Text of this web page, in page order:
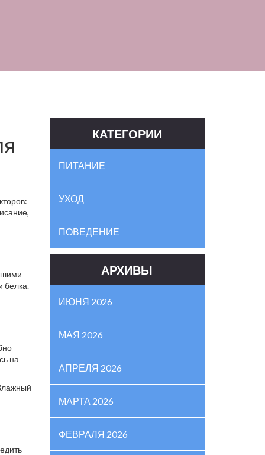
белка.
на
КАТЕГОРИИ
ПИТАНИЕ
УХОД
ПОВЕДЕНИЕ
АРХИВЫ
ИЮНЯ 2026
МАЯ 2026
АПРЕЛЯ 2026
МАРТА 2026
ФЕВРАЛЯ 2026